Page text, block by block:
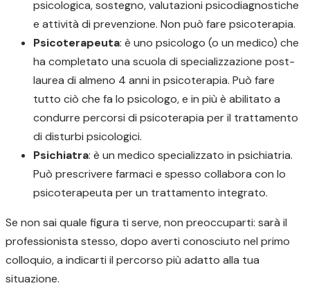
psicologica, sostegno, valutazioni psicodiagnostiche
e attività di prevenzione. Non può fare psicoterapia.
Psicoterapeuta: è uno psicologo (o un medico) che
ha completato una scuola di specializzazione post-
laurea di almeno 4 anni in psicoterapia. Può fare
tutto ciò che fa lo psicologo, e in più è abilitato a
condurre percorsi di psicoterapia per il trattamento
di disturbi psicologici.
Psichiatra: è un medico specializzato in psichiatria.
Può prescrivere farmaci e spesso collabora con lo
psicoterapeuta per un trattamento integrato.
Se non sai quale figura ti serve, non preoccuparti: sarà il
professionista stesso, dopo averti conosciuto nel primo
colloquio, a indicarti il percorso più adatto alla tua
situazione.